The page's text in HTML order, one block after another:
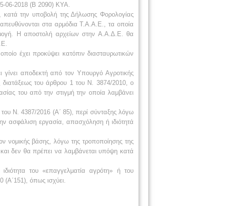
06-2018 (B 2090) ΚΥΑ.
κατά την υποβολή της Δήλωσης Φορολογίας
απευθύνονται στα αρμόδια Τ.Α.Α.Ε., τα οποία
Η αποστολή αρχείων στην Α.Α.Δ.Ε. θα
έχει προκύψει κατόπιν διασταυρωτικών
αποδεκτή από τον Υπουργό Αγροτικής
διατάξεως του άρθρου 1 του Ν. 3874/2010, ο
του από την στιγμή την οποία λαμβάνει
Ν. 4387/2016 (Α΄ 85), περί σύνταξης λόγω
ασφάλιση εργασία, απασχόληση ή ιδιότητά
νομικής βάσης, λόγω της τροποποίησης της
δεν θα πρέπει να λαμβάνεται υπόψη κατά
του «επαγγελματία αγρότη» ή του
(Α΄151), όπως ισχύει.